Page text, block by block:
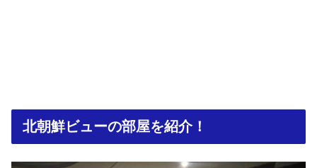
北朝鮮ビューの部屋を紹介！